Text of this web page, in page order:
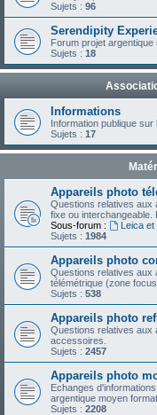
Sujets : 96
Serendipity
Forum projet argentique
Sujets : 18
Informations
Information publique sur
Sujets : 17
Appareils photo
Questions relatives aux
fixe ou interchangeable.
Sous-forum :
Leica
Sujets : 1984
Appareils photo
Questions relatives aux
télémétrique (zone
Sujets : 538
Appareils photo
Questions relatives aux
accessoires.
Sujets : 2457
Appareils photo
Echanges
argentique moyen
Sujets : 2208